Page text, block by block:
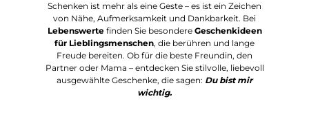
Schenken ist mehr als eine Geste – es ist ein Zeichen
von Nähe, Aufmerksamkeit und Dankbarkeit. Bei
Lebenswertefinden Sie besondere Geschenkideen
für Lieblingsmenschen, die berühren und lange
Freude bereiten. Ob für die beste Freundin, den
Partner oder Mama – entdecken Sie stilvolle, liebevoll
ausgewählte Geschenke, die sagen: Du bist mir
wichtig.